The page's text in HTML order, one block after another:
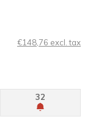
€148,76 excl. tax
32